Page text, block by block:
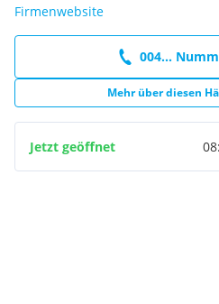
Firmenwebsite
004...
Mehr über diesen
Jetzt geöffnet